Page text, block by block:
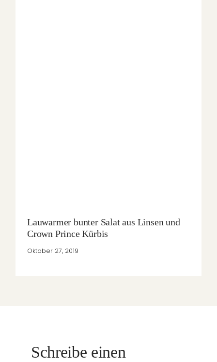
Lauwarmer bunter Salat aus Linsen und
Crown Prince Kürbis
Oktober 27, 2019
Schreibe einen